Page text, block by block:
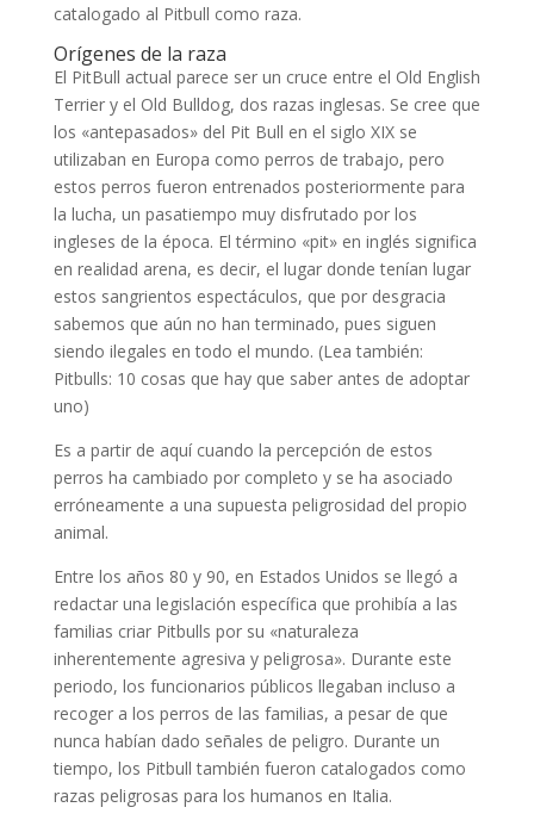
catalogado al Pitbull como raza.
Orígenes de la raza
El PitBull actual parece ser un cruce entre el Old English
Terrier y el Old Bulldog, dos razas inglesas. Se cree que
los «antepasados» del Pit Bull en el siglo XIX se
utilizaban en Europa como perros de trabajo, pero
estos perros fueron entrenados posteriormente para
la lucha, un pasatiempo muy disfrutado por los
ingleses de la época. El término «pit» en inglés significa
en realidad arena, es decir, el lugar donde tenían lugar
estos sangrientos espectáculos, que por desgracia
sabemos que aún no han terminado, pues siguen
siendo ilegales en todo el mundo. (Lea también:
Pitbulls: 10 cosas que hay que saber antes de adoptar
uno)
Es a partir de aquí cuando la percepción de estos
perros ha cambiado por completo y se ha asociado
erróneamente a una supuesta peligrosidad del propio
animal.
Entre los años 80 y 90, en Estados Unidos se llegó a
redactar una legislación específica que prohibía a las
familias criar Pitbulls por su «naturaleza
inherentemente agresiva y peligrosa». Durante este
periodo, los funcionarios públicos llegaban incluso a
recoger a los perros de las familias, a pesar de que
nunca habían dado señales de peligro. Durante un
tiempo, los Pitbull también fueron catalogados como
razas peligrosas para los humanos en Italia.